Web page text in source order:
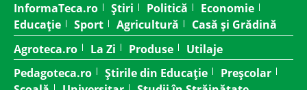
InformaTeca.ro
Știri Politică
Economie
Educație
Sport Agricultură
Casă și Grădină
Agroteca.ro
La Zi Produse
Utilaje
Pedagoteca.ro
Știrile din Educație
Preșcolar